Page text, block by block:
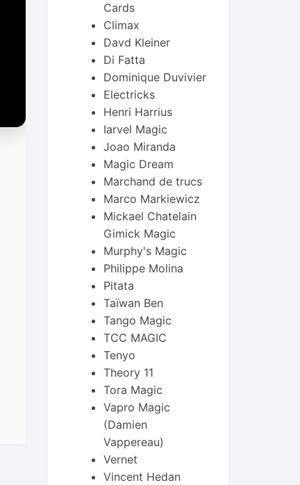
Cards
Climax
Davd Kleiner
Di Fatta
Dominique Duvivier
Electricks
Henri Harrius
Iarvel Magic
Joao Miranda
Magic Dream
Marchand de trucs
Marco Markiewicz
Mickael Chatelain
Gimick Magic
Murphy's Magic
Philippe Molina
Pitata
Taïwan Ben
Tango Magic
TCC MAGIC
Tenyo
Theory 11
Tora Magic
Vapro Magic
(Damien
Vappereau)
Vernet
Vincent Hedan